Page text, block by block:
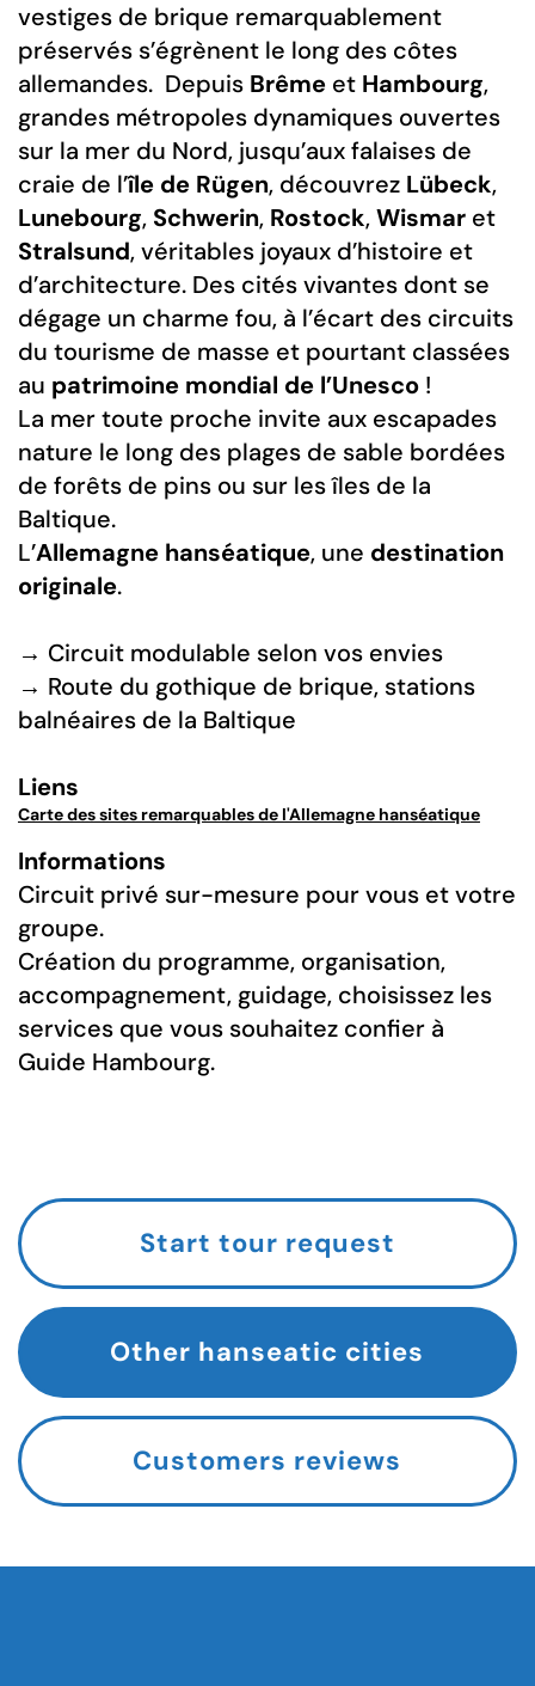
vestiges de brique remarquablement
préservés s’égrènent le long des côtes
allemandes. Depuis Brême et Hambourg,
grandes métropoles dynamiques ouvertes
sur la mer du Nord, jusqu’aux falaises de
craie de l’île de Rügen, découvrez Lübeck,
Lunebourg, Schwerin, Rostock,Wismar et
Stralsund, véritables joyaux d’histoire et
d’architecture. Des cités vivantes dont se
dégage un charme fou, à l’écart des circuits
du tourisme de masse et pourtant classées
au patrimoine mondial de l’Unesco !
La mer toute proche invite aux escapades
nature le long des plages de sable bordées
de forêts de pins ou sur les îles de la
Baltique.
L’Allemagne hanséatique, une destination
originale.
→ Circuit modulable selon vos envies
→ Route du gothique de brique, stations
balnéaires de la Baltique
Liens
Carte des sites remarquables de l'Allemagne hanséatique
Informations
Circuit privé sur-mesure pour vous et votre
groupe.
Création du programme, organisation,
accompagnement, guidage, choisissez les
services que vous souhaitez confier à
Guide Hambourg.
Start tour request
Other hanseatic cities
Customers reviews